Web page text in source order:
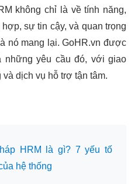
không chỉ là về tính năng,
sự tin cậy, và quan trọng
nó mang lại. GoHR.vn được
những yêu cầu đó, với giao
dịch vụ hỗ trợ tận tâm.
HRM là gì? 7 yếu tố
hệ thống